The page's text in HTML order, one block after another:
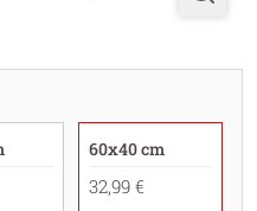
60x40 cm
32,99 €